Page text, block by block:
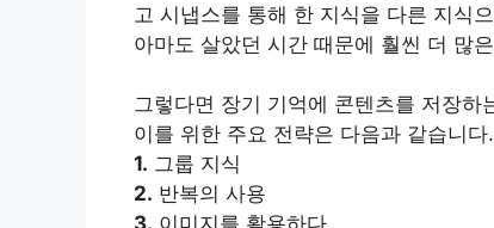
고 시냅스를 통해 한 지식을 다른 지식
아마도 살았던 시간 때문에 훨씬 더 많
그렇다면 장기 기억에 콘텐츠를 저장하
이를 위한 주요 전략은 다음과 같습니다.
1. 그룹 지식
2. 반복의 사용
3. 이미지를 활용하다